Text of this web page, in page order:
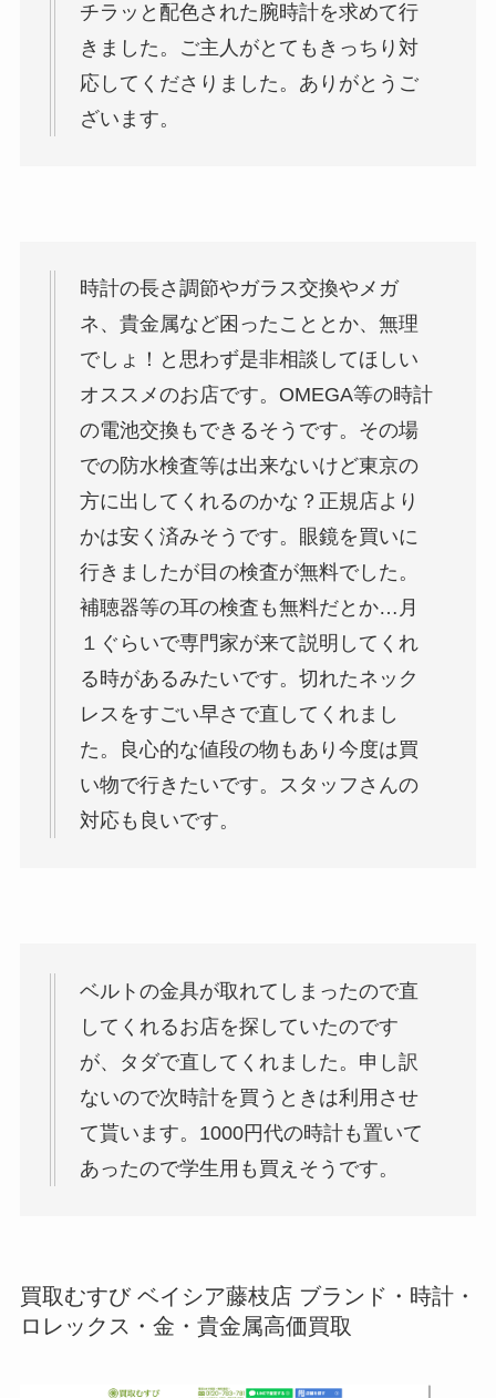
チラッと配色された腕時計を求めて行
きました。ご主人がとてもきっちり対
応してくださりました。ありがとうご
ざいます。
時計の長さ調節やガラス交換やメガ
ネ、貴金属など困ったこととか、無理
でしょ！と思わず是非相談してほしい
オススメのお店です。OMEGA等の時計
の電池交換もできるそうです。その場
での防水検査等は出来ないけど東京の
方に出してくれるのかな？正規店より
かは安く済みそうです。眼鏡を買いに
行きましたが目の検査が無料でした。
補聴器等の耳の検査も無料だとか…月
１ぐらいで専門家が来て説明してくれ
る時があるみたいです。切れたネック
レスをすごい早さで直してくれまし
た。良心的な値段の物もあり今度は買
い物で行きたいです。スタッフさんの
対応も良いです。
ベルトの金具が取れてしまったので直
してくれるお店を探していたのです
が、タダで直してくれました。申し訳
ないので次時計を買うときは利用させ
て貰います。1000円代の時計も置いて
あったので学生用も買えそうです。
買取むすび ベイシア藤枝店 ブランド・時計・
ロレックス・金・貴金属高価買取